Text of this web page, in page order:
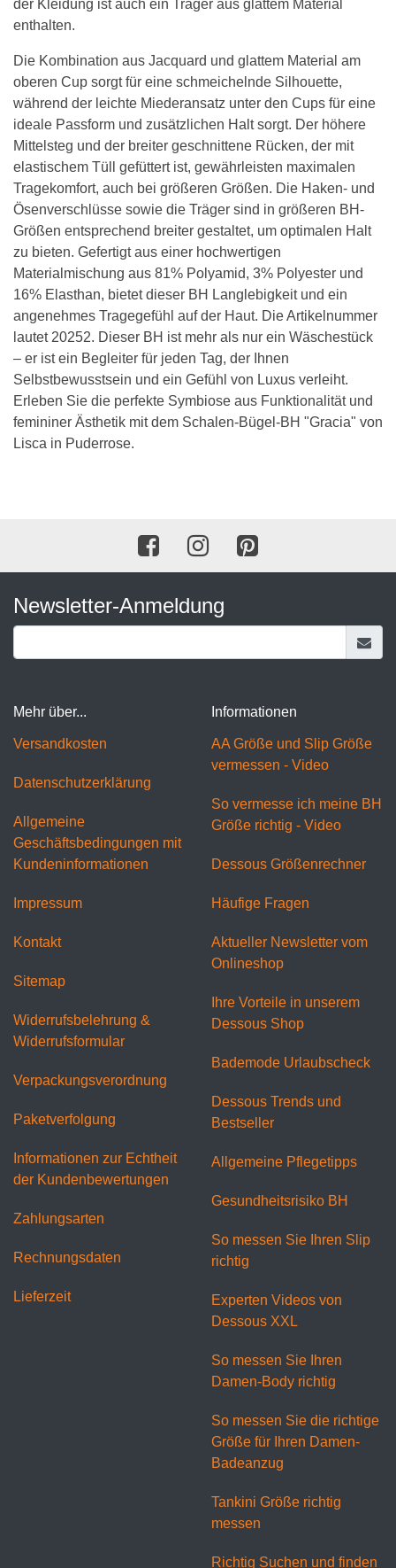
der Kleidung ist auch ein Träger aus glattem Material
enthalten.
Die Kombination aus Jacquard und glattem Material am
oberen Cup sorgt für eine schmeichelnde Silhouette,
während der leichte Miederansatz unter den Cups für eine
ideale Passform und zusätzlichen Halt sorgt. Der höhere
Mittelsteg und der breiter geschnittene Rücken, der mit
elastischem Tüll gefüttert ist, gewährleisten maximalen
Tragekomfort, auch bei größeren Größen. Die Haken- und
Ösenverschlüsse sowie die Träger sind in größeren BH-
Größen entsprechend breiter gestaltet, um optimalen Halt
zu bieten. Gefertigt aus einer hochwertigen
Materialmischung aus 81% Polyamid, 3% Polyester und
16% Elasthan, bietet dieser BH Langlebigkeit und ein
angenehmes Tragegefühl auf der Haut. Die Artikelnummer
lautet 20252. Dieser BH ist mehr als nur ein Wäschestück
– er ist ein Begleiter für jeden Tag, der Ihnen
Selbstbewusstsein und ein Gefühl von Luxus verleiht.
Erleben Sie die perfekte Symbiose aus Funktionalität und
femininer Ästhetik mit dem Schalen-Bügel-BH "Gracia" von
Lisca in Puderrose.
Newsletter-Anmeldung
Mehr über...
Versandkosten
Datenschutzerklärung
Allgemeine
Geschäftsbedingungen mit
Kundeninformationen
Impressum
Kontakt
Sitemap
Widerrufsbelehrung &
Widerrufsformular
Verpackungsverordnung
Paketverfolgung
Informationen zur Echtheit
der Kundenbewertungen
Zahlungsarten
Rechnungsdaten
Lieferzeit
Informationen
AA Größe und Slip Größe
vermessen - Video
So vermesse ich meine BH
Größe richtig - Video
Dessous Größenrechner
Häufige Fragen
Aktueller Newsletter vom
Onlineshop
Ihre Vorteile in unserem
Dessous Shop
Bademode Urlaubscheck
Dessous Trends und
Bestseller
Allgemeine Pflegetipps
Gesundheitsrisiko BH
So messen Sie Ihren Slip
richtig
Experten Videos von
Dessous XXL
So messen Sie Ihren
Damen-Body richtig
So messen Sie die richtige
Größe für Ihren Damen-
Badeanzug
Tankini Größe richtig
messen
Richtig Suchen und finden